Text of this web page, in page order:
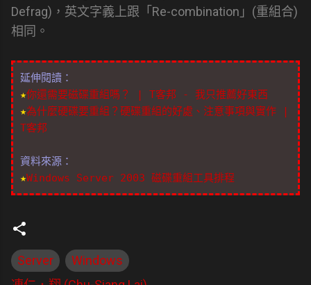
Defrag)，英文字義上跟「Re-combination」(重組合)
相同。
延伸閱讀：
★你還需要磁碟重組嗎？ | T客邦 - 我只推薦好東西
★為什麼硬碟要重組？硬碟重組的好處、注意事項與實作 |
T客邦
資料來源：
★Windows Server 2003 磁碟重組工具排程
Server
Windows